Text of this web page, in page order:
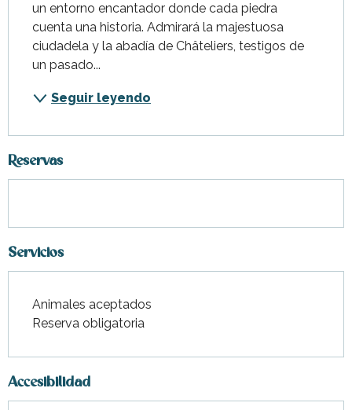
un entorno encantador donde cada piedra
cuenta una historia. Admirará la majestuosa
ciudadela y la abadía de Châteliers, testigos de
un pasado...
Seguir leyendo
Reservas
Servicios
Animales aceptados
Reserva obligatoria
Accesibilidad